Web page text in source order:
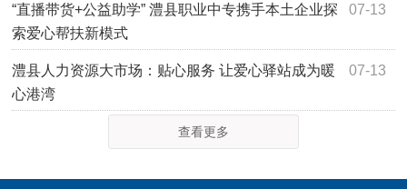
07-13
“直播带货+公益助学” 澧县职业中专携手本土企业探
索爱心帮扶新模式
07-13
澧县人力资源大市场：贴心服务 让爱心驿站成为暖
心港湾
查看更多